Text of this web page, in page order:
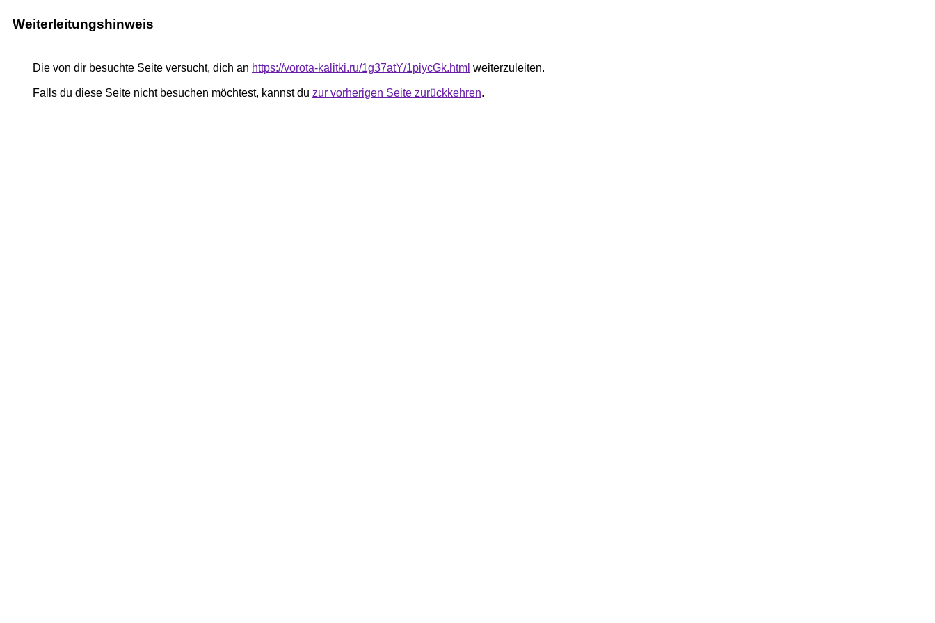
Weiterleitungshinweis
Die von dir besuchte Seite versucht, dich an https://vorota-kalitki.ru/1g37atY/1piycGk.html weiterzuleiten.
Falls du diese Seite nicht besuchen möchtest, kannst du zur vorherigen Seite zurückkehren.